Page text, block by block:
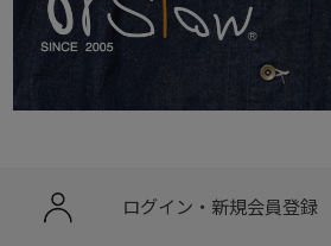
ログイン・新規会員登録